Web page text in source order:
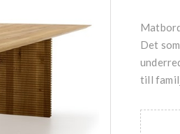
Det
till